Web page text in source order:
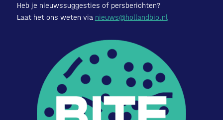
Heb je nieuwssuggesties of persberichten?
Laat het ons weten via nieuws@hollandbio.nl